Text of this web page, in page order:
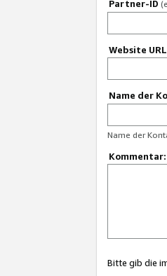
Partner-ID
Website
Name der
Name der
Kommentar:
Bitte gib die